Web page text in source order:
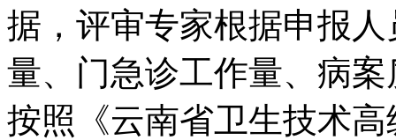
据，评审专家根据申报
量、门急诊工作量、病
按照《云南省卫生技术